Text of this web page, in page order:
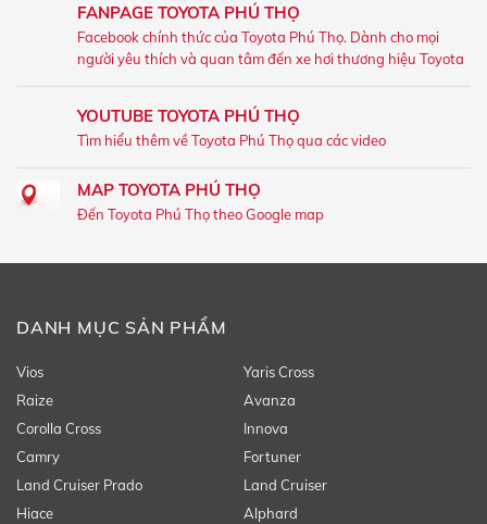
FANPAGE TOYOTA PHÚ THỌ
Facebook chính thức của Toyota Phú Thọ. Dành cho mọi
người yêu thích và quan tâm đến xe hơi thương hiệu Toyota
YOUTUBE TOYOTA PHÚ THỌ
Tìm hiểu thêm về Toyota Phú Thọ qua các video
MAP TOYOTA PHÚ THỌ
Đến Toyota Phú Thọ theo Google map
DANH MỤC SẢN PHẨM
Vios
Yaris Cross
Raize
Avanza
Corolla Cross
Innova
Camry
Fortuner
Land Cruiser Prado
Land Cruiser
Hiace
Alphard